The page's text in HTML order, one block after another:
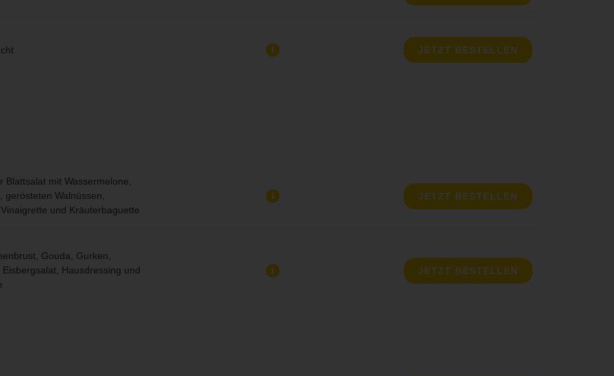
JETZT BESTELLEN
Blattsalat mit Wassermelone,
gerösteten Walnüssen,
und Kräuterbaguette
JETZT BESTELLEN
Gouda, Gurken,
Eisbergsalat, Hausdressing und
JETZT BESTELLEN